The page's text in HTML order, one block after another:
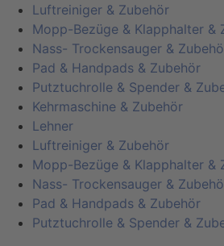
Luftreiniger & Zubehör
Mopp-Bezüge & Klapphalter &
Nass- Trockensauger &
Pad & Handpads & Zubehör
Putztuchrolle & Spender &
Kehrmaschine & Zubehör
Lehner
Luftreiniger & Zubehör
Mopp-Bezüge & Klapphalter &
Nass- Trockensauger &
Pad & Handpads & Zubehör
Putztuchrolle & Spender &